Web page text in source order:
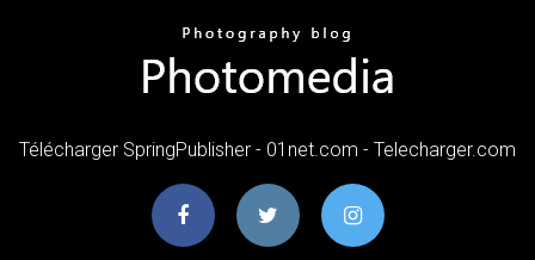
Télécharger SpringPublisher - 01net.com - Telecharger.com